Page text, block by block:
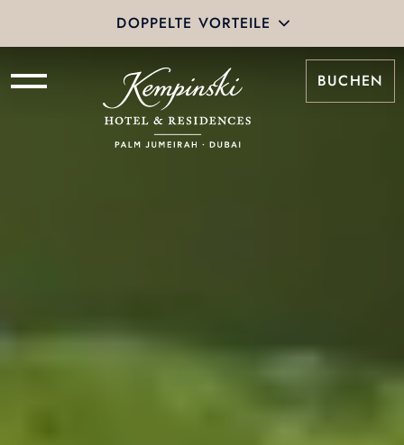
DOPPELTE VORTEILE
BUCHEN